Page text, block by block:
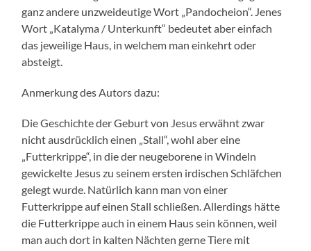
ganz andere unzweideutige Wort „Pandocheion“. Jenes
Wort „Katalyma / Unterkunft“ bedeutet aber einfach
das jeweilige Haus, in welchem man einkehrt oder
absteigt.
Anmerkung des Autors dazu:
Die Geschichte der Geburt von Jesus erwähnt zwar
nicht ausdrücklich einen „Stall“, wohl aber eine
„Futterkrippe“, in die der neugeborene in Windeln
gewickelte Jesus zu seinem ersten irdischen Schläfchen
gelegt wurde. Natürlich kann man von einer
Futterkrippe auf einen Stall schließen. Allerdings hätte
die Futterkrippe auch in einem Haus sein können, weil
man auch dort in kalten Nächten gerne Tiere mit